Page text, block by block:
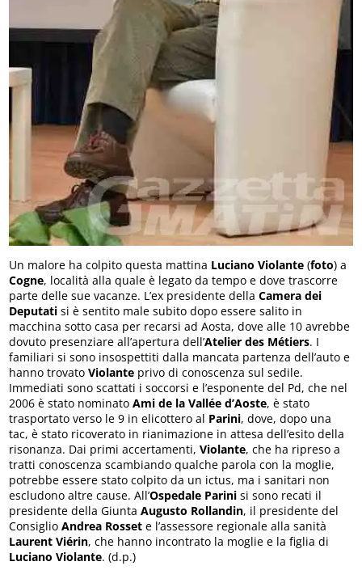
Un malore ha colpito questa mattina Luciano Violante (foto) a
Cogne, località alla quale è legato da tempo e dove trascorre
parte delle sue vacanze. L’ex presidente dellaCamera dei
Deputati si è sentito male subito dopo essere salito in
macchina sotto casa per recarsi ad Aosta, dove alle 10 avrebbe
dovuto presenziare all’apertura dell’Atelier des Métiers. I
familiari si sono insospettiti dalla mancata partenza dell’auto e
hanno trovatoViolante privo di conoscenza sul sedile.
Immediati sono scattati i soccorsi e l’esponente del Pd, che nel
2006 è stato nominatoAmi de la Vallée d’Aoste, è stato
trasportato verso le 9 in elicottero al Parini, dove, dopo una
tac, è stato ricoverato in rianimazione in attesa dell’esito della
risonanza. Dai primi accertamenti,Violante, che ha ripreso a
tratti conoscenza scambiando qualche parola con la moglie,
potrebbe essere stato colpito da un ictus, ma i sanitari non
escludono altre cause. All’Ospedale Parini si sono recati il
presidente della GiuntaAugusto Rollandin, il presidente del
ConsiglioAndrea Rosset e l’assessore regionale alla sanità
Laurent Viérin, che hanno incontrato la moglie e la figlia di
Luciano Violante. (d.p.)